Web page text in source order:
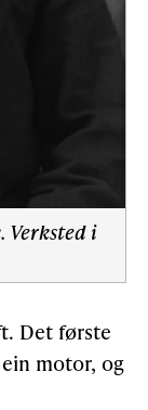
i
Det første
motor, og